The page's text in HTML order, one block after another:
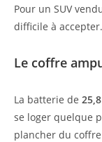
Pour un SUV
difficile à accepter.
Le coffre
La batterie de
se loger quelque
plancher du